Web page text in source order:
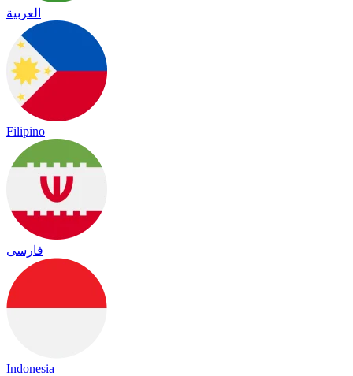
العربية
Filipino
فارسی
Indonesia